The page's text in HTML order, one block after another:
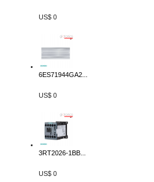
US$ 0
6ES71944GA2...
US$ 0
3RT2026-1BB...
US$ 0